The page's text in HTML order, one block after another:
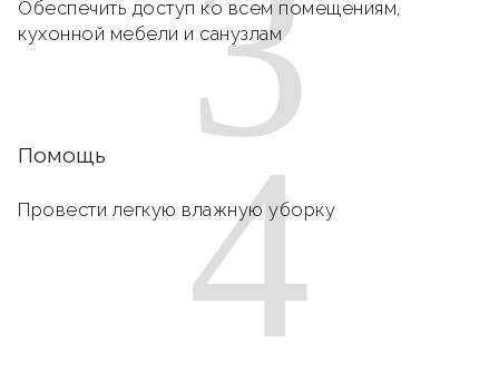
Обеспечить доступ ко всем помещениям,
кухонной мебели и санузлам
4
Помощь
Провести легкую влажную уборку